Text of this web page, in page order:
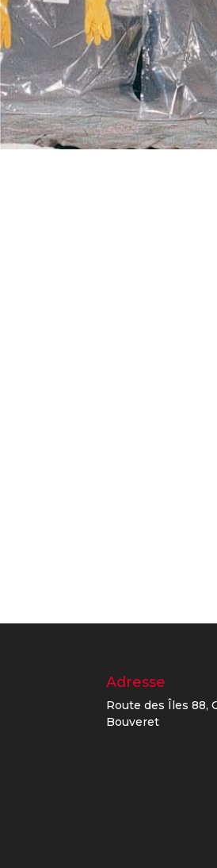
Adresse
Route des Îles 88,
Bouveret